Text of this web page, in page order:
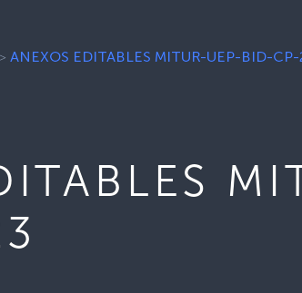
>ANEXOS EDITABLES MITUR-UEP-BID-